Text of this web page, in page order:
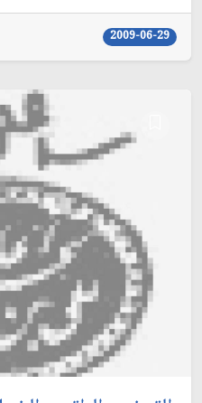
2009-06-29